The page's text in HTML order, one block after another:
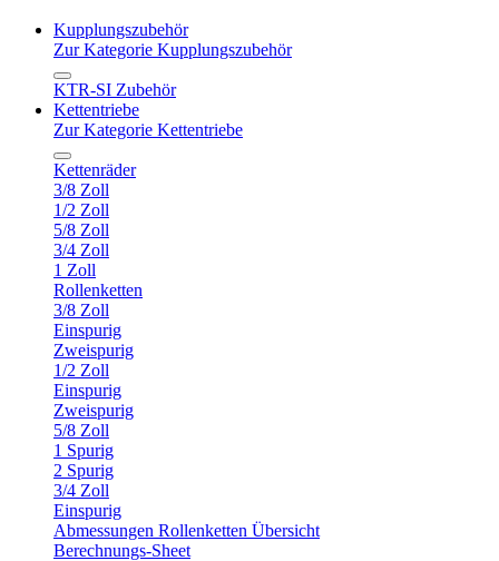
Kupplungszubehör
Zur Kategorie Kupplungszubehör
KTR-SI Zubehör
Kettentriebe
Zur Kategorie Kettentriebe
Kettenräder
3/8 Zoll
1/2 Zoll
5/8 Zoll
3/4 Zoll
1 Zoll
Rollenketten
3/8 Zoll
Einspurig
Zweispurig
1/2 Zoll
Einspurig
Zweispurig
5/8 Zoll
1 Spurig
2 Spurig
3/4 Zoll
Einspurig
Abmessungen Rollenketten Übersicht
Berechnungs-Sheet